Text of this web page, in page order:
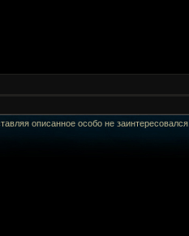
описанное особо не заинтересовался.